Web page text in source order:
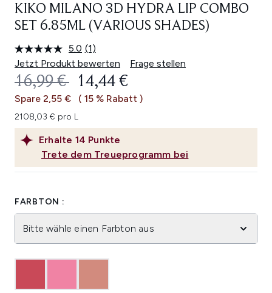
KIKO MILANO 3D HYDRA LIP COMBO
SET 6.85ML (VARIOUS SHADES)
5.0 Bewertung
lesen.
Link
auf
derselben
Seite.
(1)
Jetzt Produkt bewerten
Frage stellen
Erhalte 14 Punkte
Trete dem Treueprogramm bei
UNVERBINDLICHE
16,99 € AKTUELLER PREIS:
14,44 €
Spare 2,55 € ( 15 % Rabatt )
2108,03 € pro L
FARBTON :
Bitte wähle einen Farbton aus